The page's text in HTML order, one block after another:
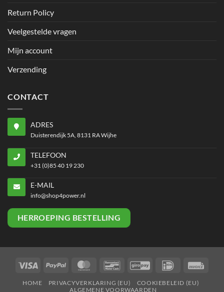
Return Policy
Veelgestelde vragen
Mijn account
Verzending
CONTACT
ADRES
Duisterendijk 5A, 8131 RA Wijhe
TELEFOON
+31 (0)85 40 19 230
E-MAIL
info@shop4power.nl
HERROEPING BESTELLING
Visa PayPal MasterCardBancontactGiroPay IDeal
HOME PRIVACYVERKLARING (EU)
COOKIEBELEID (EU)
ALGEMENE VOORWAARDEN